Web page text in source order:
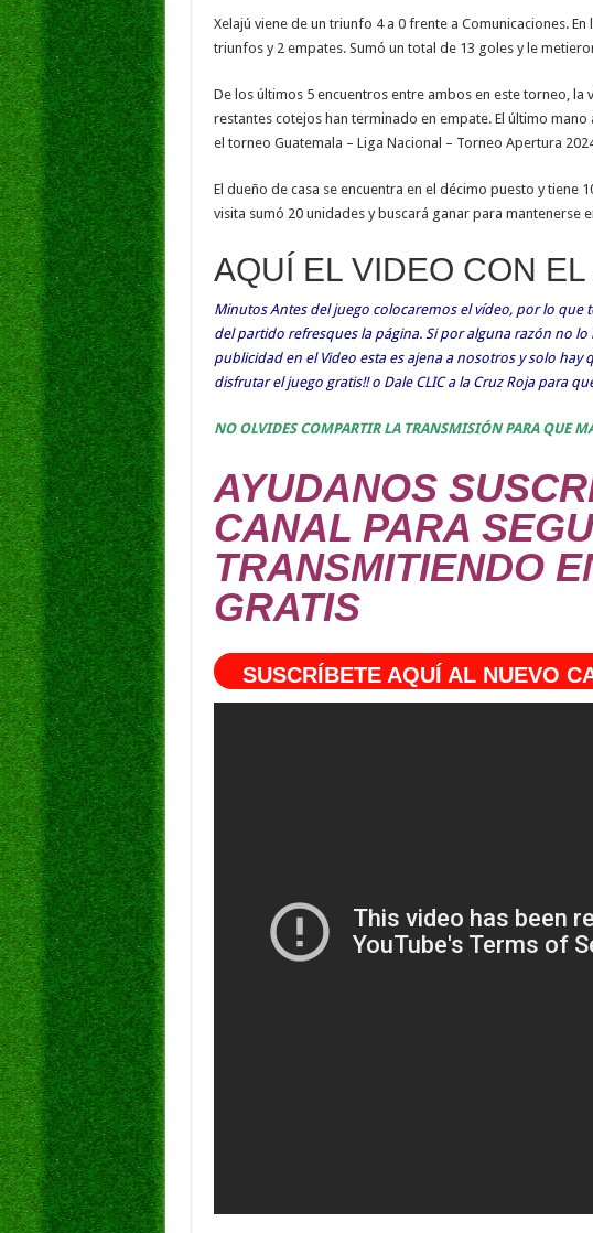
Xelajú viene de un triunfo 4 a 0 frente a Comunicaciones.
triunfos y 2 empates. Sumó un total de 13 goles y le
De los últimos 5 encuentros entre ambos en este torneo, la
restantes cotejos han terminado en empate. El último
el torneo Guatemala – Liga Nacional – Torneo Apertura
El dueño de casa se encuentra en el décimo puesto y tiene
visita sumó 20 unidades y buscará ganar para mantenerse
AQUÍ EL VIDEO CON
Minutos Antes del juego colocaremos el vídeo, por lo que
del partido refresques la página. Si por alguna razón no
publicidad en el Video esta es ajena a nosotros y solo
disfrutar el juego gratis!! o Dale CLIC a la Cruz Roja para
NO OLVIDES COMPARTIR LA TRANSMISIÓN PARA QUE
AYUDANOS
CANAL PARA
TRANSMITIENDO
GRATIS
SUSCRÍBETE AQUÍ AL NUEVO